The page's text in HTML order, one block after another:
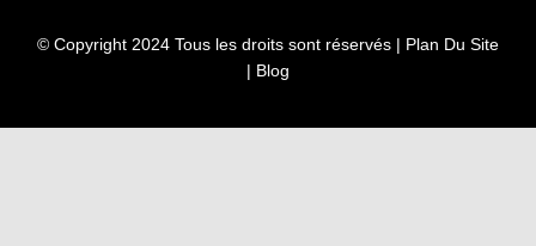
© Copyright 2024 Tous les droits sont réservés | Plan Du Site
| Blog